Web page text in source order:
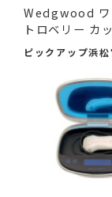
Wedgwood ワ
トロベリー カ
am...
ピックアップ浜